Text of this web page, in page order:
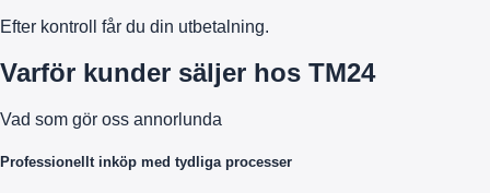
Efter kontroll får du din utbetalning.
Varför kunder säljer hos TM24
Vad som gör oss annorlunda
Professionellt inköp med tydliga processer